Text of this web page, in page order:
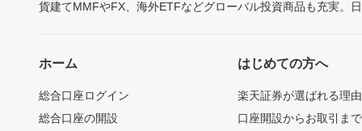
貨建てMMFやFX、海外ETFなどグローバル投資商品も充実。
ホーム
総合口座ログイン
総合口座の開設
はじめての方へ
楽天証券が選ばれる理由
口座開設からお取引ま